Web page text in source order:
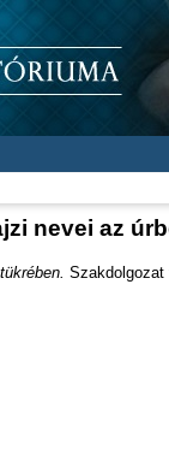
nevei az
Szakdolgozat